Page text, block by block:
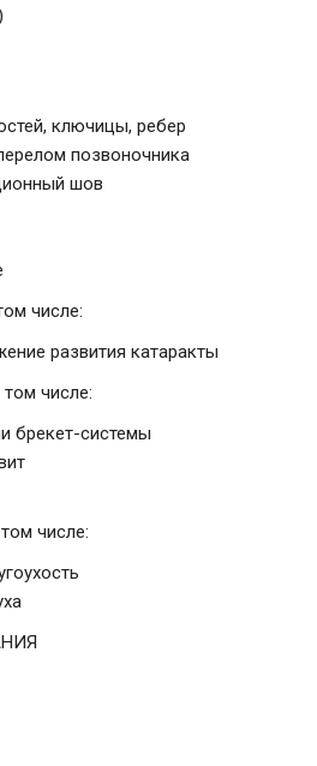
ключицы, ребер
позвоночника
шов
числе:
развития катаракты
числе:
брекет-системы
числе: